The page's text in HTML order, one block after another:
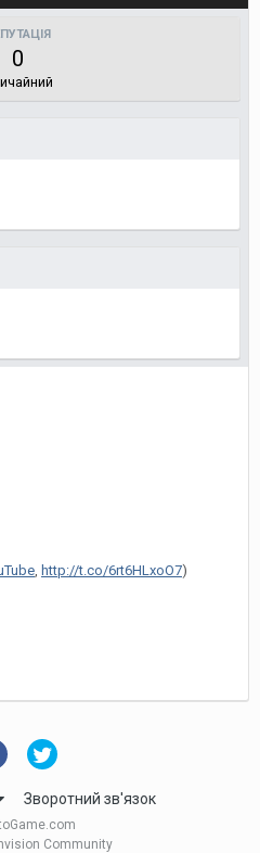
0
, http://t.co/6rt6HLxoO7)
Зворотний зв'язок
Community